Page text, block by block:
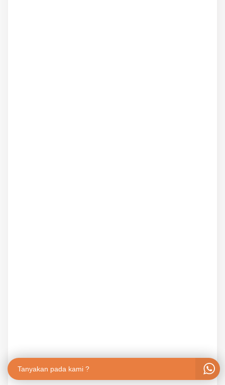
Tanyakan pada kami ?